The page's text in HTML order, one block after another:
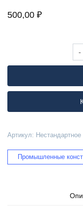
500,00 ₽
Артикул:
Промышленные